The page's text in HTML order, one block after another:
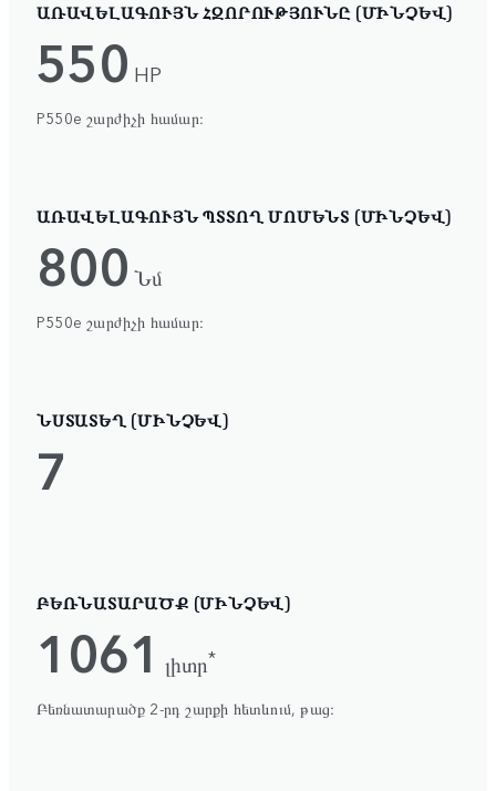
ԱՌԱՎԵԼԱԳՈՒՅՆ ՀԶՈՐՈՒԹՅՈՒՆԸ (ՄԻՆՉԵՎ)
550 HP
P550e շարժիչի համար։
ԱՌԱՎԵԼԱԳՈՒՅՆ ՊՏՏՈՂ ՄՈՄԵՆՏ (ՄԻՆՉԵՎ)
800 Նմ
P550e շարժիչի համար։
ՆՍՏԱՏԵՂ (ՄԻՆՉԵՎ)
7
ԲԵՌՆԱՏԱՐԱԾՔ (ՄԻՆՉԵՎ)
1061 լիտր*
Բեռնատարածք 2-րդ շարքի հետևում, թաց։